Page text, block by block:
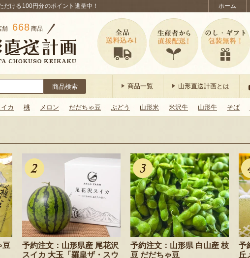
ホーム
だける100円分のポイント進呈中！
舗 668 商品
商品一覧 山形直送計画とは
イカ 桃 メロン だだちゃ豆 ぶどう 山形米 米沢牛 山形牛 そば
豆
予約注文：山形県産 尾花沢
スイカ 大玉「羅皇ザ・スウ
予約注文：山形県 白山産 枝
豆 だだちゃ豆
予
丘